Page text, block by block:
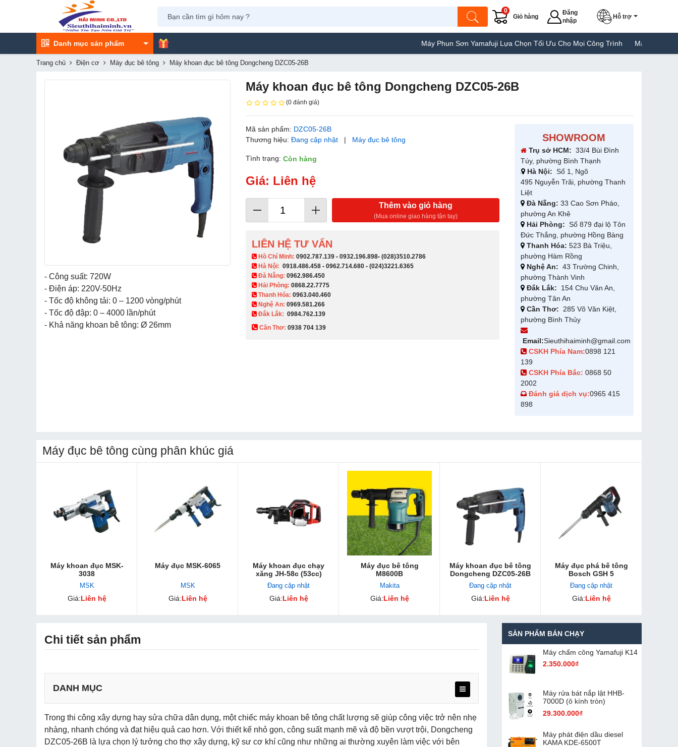
Giỏ hàng
0
Đăng
nhập
Hỗ trợ
Danh mục sản phẩm Máy Phun Sơn Yamafuji Lựa Chọn Tối Ưu Cho Mọi Công Trình Máy Hàn Túi
Trang chủ Điện cơ Máy đục bê tông Máy khoan đục bê tông Dongcheng DZC05-26B
- Công suất: 720W
- Điện áp: 220V-50Hz
- Tốc độ không tải: 0 – 1200 vòng/phút
- Tốc độ đập: 0 – 4000 lần/phút
- Khả năng khoan bê tông: Ø 26mm
Máy khoan đục bê tông Dongcheng DZC05-26B
(0 đánh giá)
Mã sản phẩm: DZC05-26B
Thương hiệu:Đang cập nhật | Máy đục bê tông
Tình trạng:Còn hàng
Giá: Liên hệ
Thêm vào giỏ hàng
(Mua online giao hàng tận tay)
LIÊN HỆ TƯ VẤN
​ Hồ Chí Minh:0902.787.139 -0932.196.898-(028)3510.2786
Hà Nội:0918.486.458 -0962.714.680 -(024)3221.6365
Đà Nẵng:0962.986.450
Hải Phòng:0868.22.7775
Thanh Hóa:0963.040.460
Nghệ An:0969.581.266
Đắk Lắk: 0984.762.139
Cần Thơ:0938 704 139​
SHOWROOM
Trụ sở HCM: 33/4 Bùi Đình
Túy, phường Bình Thạnh
Hà Nội: Số 1, Ngõ
495 Nguyễn Trãi, phường Thanh
Liệt
Đà Nẵng: 33 Cao Sơn Pháo,
phường An Khê
Hải Phòng: Số 879 đại lộ Tôn
Đức Thắng, phường Hồng Bàng
Thanh Hóa: 523 Bà Triệu,
phường Hàm Rồng
Nghệ An: 43 Trường Chinh,
phường Thành Vinh
Đắk Lắk: 154 Chu Văn An,
phường Tân An
Cần Thơ: 285 Võ Văn Kiệt,
phường Bình Thủy
Email:Sieuthihaiminh@gmail.com
CSKH Phía Nam:0898 121
139
CSKH Phía Bắc: 0868 50
2002
Đánh giá dịch vụ:0965 415
898
Máy đục bê tông cùng phân khúc giá
Máy khoan đục MSK-
3038
MSK
Giá:Liên hệ
Máy đục MSK-6065
MSK
Giá:Liên hệ
Máy khoan đục chạy
xăng JH-58c (53cc)
Đang cập nhật
Giá:Liên hệ
Máy đục bê tông
M8600B
Makita
Giá:Liên hệ
Máy khoan đục bê tông
Dongcheng DZC05-26B
Đang cập nhật
Giá:Liên hệ
Máy đục phá bê tông
Bosch GSH 5
Đang cập nhật
Giá:Liên hệ
Chi tiết sản phẩm
DANH MỤC
a. Thiết kế nhỏ gọn, dễ dàng thao tác
b. Công suất mạnh mẽ, hiệu quả cao
Trong thi công xây dựng hay sửa chữa dân dụng, một chiếc máy khoan bê tông chất lượng sẽ giúp công việc trở nên nhẹ
nhàng, nhanh chóng và đạt hiệu quả cao hơn. Với thiết kế nhỏ gọn, công suất mạnh mẽ và độ bền vượt trội, Dongcheng
DZC05-26B là lựa chọn lý tưởng cho thợ xây dựng, kỹ sư cơ khí cũng như những ai thường xuyên làm việc với bên
SẢN PHẨM BÁN CHẠY
Máy chấm cô​ng Yamafuji K14
2.350.000₫
Máy rửa bát nắp lật HHB-
7000D (ô kính tròn)
29.300.000₫
Máy phát điện dầu diesel
KAMA KDE-6500T